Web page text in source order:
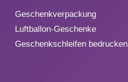
Geschenkverpackung
Luftballon-Geschenke
Geschenkschleifen bedrucken